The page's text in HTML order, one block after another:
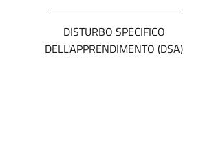
DISTURBO SPECIFICO
DELL'APPRENDIMENTO (DSA)